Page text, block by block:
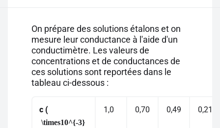
On prépare des solutions étalons et on
mesure leur conductance à l'aide d'un
conductimètre. Les valeurs de
concentrations et de conductances de
ces solutions sont reportées dans le
tableau ci-dessous :
c (
\times10^{-3}
1,0 0,70 0,49 0,21